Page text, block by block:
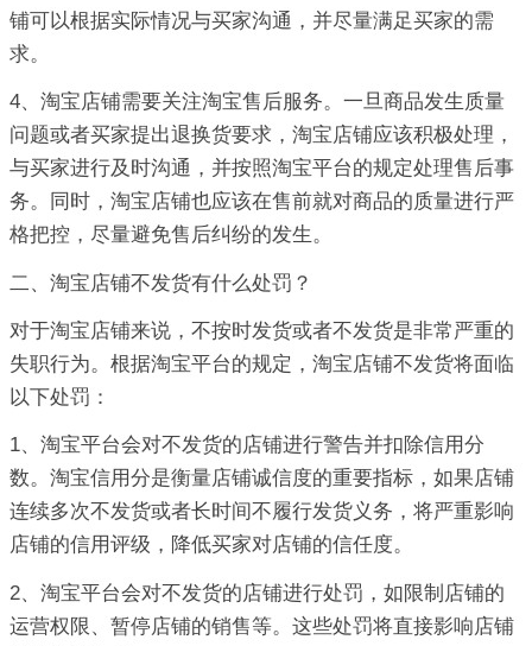
铺可以根据实际情况与买家沟通，并尽量满足买家的需
求。
4、淘宝店铺需要关注淘宝售后服务。一旦商品发生质量
问题或者买家提出退换货要求，淘宝店铺应该积极处理，
与买家进行及时沟通，并按照淘宝平台的规定处理售后事
务。同时，淘宝店铺也应该在售前就对商品的质量进行严
格把控，尽量避免售后纠纷的发生。
二、淘宝店铺不发货有什么处罚？
对于淘宝店铺来说，不按时发货或者不发货是非常严重的
失职行为。根据淘宝平台的规定，淘宝店铺不发货将面临
以下处罚：
1、淘宝平台会对不发货的店铺进行警告并扣除信用分
数。淘宝信用分是衡量店铺诚信度的重要指标，如果店铺
连续多次不发货或者长时间不履行发货义务，将严重影响
店铺的信用评级，降低买家对店铺的信任度。
2、淘宝平台会对不发货的店铺进行处罚，如限制店铺的
运营权限、暂停店铺的销售等。这些处罚将直接影响店铺